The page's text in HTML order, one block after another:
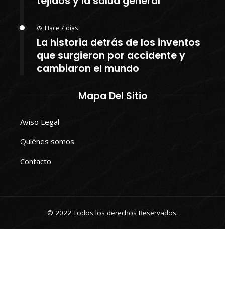
Hace 7 días
La historia detrás de los inventos
que surgieron por accidente y
cambiaron el mundo
Mapa Del Sitio
Aviso Legal
Quiénes somos
Contacto
© 2022 Todos los derechos Reservados.